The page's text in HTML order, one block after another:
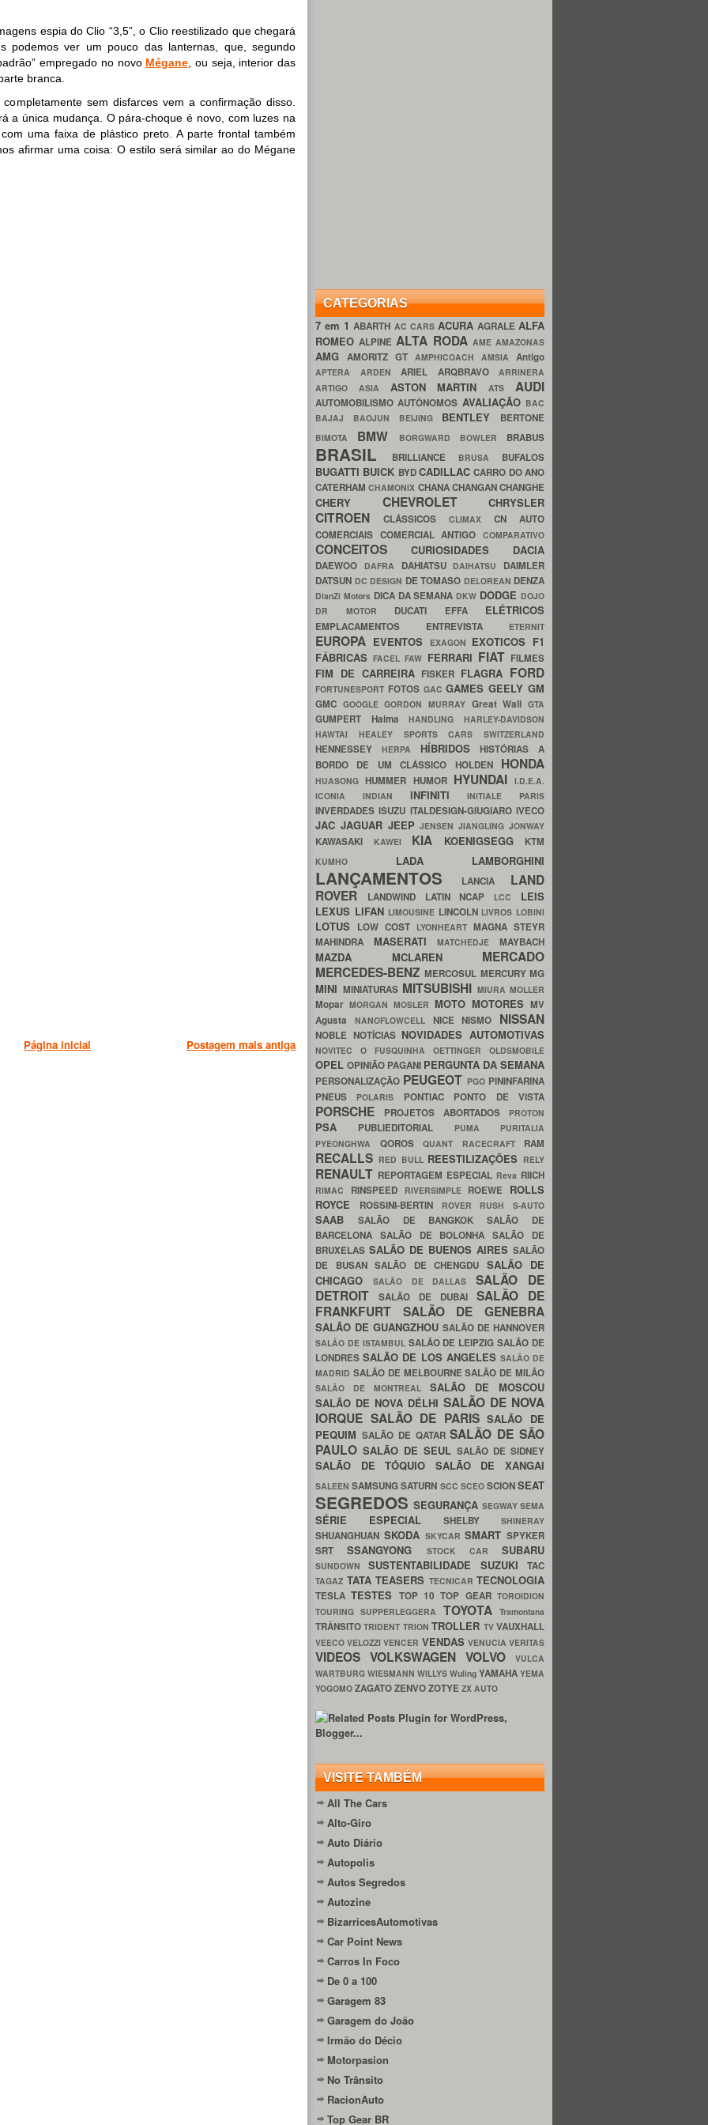
espia do Clio “3,5”, o Clio reestilizado que chegará
podemos ver um pouco das lanternas, que, segundo
empregado no novo Mégane , ou seja, interior das
branca.
sem disfarces vem a confirmação disso.
a única mudança. O pára-choque é novo, com luzes na
uma faixa de plástico preto. A parte frontal também
afirmar uma coisa: O estilo será similar ao do Mégane
Postagem mais antiga
Página inicial
CATEGORIAS
7 em 1ABARTH AC CARS ACURA AGRALE ALFA
ROMEOALPINEALTA RODA AME AMAZONAS
AMG AMORITZ GT AMPHICOACH AMSIA Antigo
APTERA ARDEN ARIEL ARQBRAVO ARRINERA
ARTIGO ASIA ASTON MARTINATS AUDI
AUTOMOBILISMOAUTÔNOMOS AVALIAÇÃO BAC
BAJAJ BAOJUN BEIJING BENTLEY BERTONE
BIMOTA BMW BORGWARD BOWLER BRABUS
BRASIL BRILLIANCE BRUSA BUFALOS
BUGATTI BUICK BYDCADILLACCARRO DO ANO
CATERHAMCHAMONIX CHANACHANGANCHANGHE
CHERY CHEVROLET CHRYSLER
CITROEN CLÁSSICOS CLIMAX CN AUTO
COMERCIAIS COMERCIAL ANTIGOCOMPARATIVO
CONCEITOS CURIOSIDADES DACIA
DAEWOO DAFRA DAHIATSU DAIHATSU DAIMLER
DATSUN DC DESIGN DE TOMASO DELOREAN DENZA
DianZi Motors DICA DA SEMANA DKW DODGE DOJO
DR MOTOR DUCATI EFFA ELÉTRICOS
EMPLACAMENTOS ENTREVISTA ETERNIT
EUROPA EVENTOS EXAGON EXOTICOS F1
FÁBRICASFACELFAW FERRARI FIAT FILMES
FIM DE CARREIRA FISKER FLAGRA FORD
FORTUNESPORT FOTOS GACGAMESGEELYGM
GMC GOOGLEGORDON MURRAY Great WallGTA
GUMPERT HaimaHANDLINGHARLEY-DAVIDSON
HAWTAI HEALEY SPORTS CARS SWITZERLAND
HENNESSEY HERPA HÍBRIDOSHISTÓRIAS A
BORDO DE UM CLÁSSICO HOLDEN HONDA
HUASONGHUMMER HUMOR HYUNDAI I.D.E.A.
ICONIA INDIAN INFINITIINITIALE PARIS
INVERDADESISUZU ITALDESIGN-GIUGIAROIVECO
JAC JAGUAR JEEPJENSENJIANGLINGJONWAY
KAWASAKI KAWEI KIA KOENIGSEGG KTM
KUMHO LADA LAMBORGHINI
LANÇAMENTOS LANCIA LAND
ROVER
LANDWIND LATIN NCAP LCC LEIS
LEXUS LIFAN LIMOUSINE LINCOLN LIVROS LOBINI
LOTUS LOW COST LYONHEART MAGNA STEYR
MAHINDRA MASERATIMATCHEDJEMAYBACH
MAZDA MCLAREN MERCADO
MERCEDES-BENZMERCOSUL MERCURYMG
MINI MINIATURAS MITSUBISHI MIURA MOLLER
Mopar MORGAN MOSLER MOTO MOTORES MV
Agusta NANOFLOWCELL NICENISMO NISSAN
NOBLE NOTÍCIAS NOVIDADES AUTOMOTIVAS
NOVITEC O FUSQUINHA OETTINGER OLDSMOBILE
OPEL OPINIÃO PAGANI PERGUNTA DA SEMANA
PERSONALIZAÇÃO PEUGEOT PGO PININFARINA
PNEUS
POLARIS PONTIAC PONTO DE VISTA
PORSCHE PROJETOS ABORTADOS PROTON
PSA PUBLIEDITORIAL PUMA PURITALIA
PYEONGHWA QOROS QUANT RACECRAFT RAM
RECALLS RED BULL REESTILIZAÇÕES RELY
RENAULT REPORTAGEM ESPECIAL Reva RIICH
RIMAC RINSPEED RIVERSIMPLE ROEWE ROLLS
ROYCE
ROSSINI-BERTIN ROVER RUSH S-AUTO
SAAB SALÃO DE BANGKOKSALÃO DE
BARCELONA SALÃO DE BOLONHASALÃO DE
BRUXELAS SALÃO DE BUENOS AIRES SALÃO
DE BUSAN SALÃO DE CHENGDU SALÃO DE
CHICAGO
SALÃO DE DALLASSALÃO DE
DETROIT
SALÃO DE DUBAI SALÃO DE
FRANKFURT SALÃO DE GENEBRA
SALÃO DE GUANGZHOU SALÃO DE HANNOVER
SALÃO DE ISTAMBUL SALÃO DE LEIPZIGSALÃO DE
LONDRESSALÃO DE LOS ANGELES SALÃO DE
MADRID SALÃO DE MELBOURNESALÃO DE MILÃO
SALÃO DE MONTREAL SALÃO DE MOSCOU
SALÃO DE NOVA DÉLHI SALÃO DE NOVA
IORQUE SALÃO DE PARISSALÃO DE
PEQUIM SALÃO DE QATARSALÃO DE SÃO
PAULO SALÃO DE SEUL SALÃO DE SIDNEY
SALÃO DE TÓQUIO SALÃO DE XANGAI
SALEENSAMSUNGSATURN SCC SCEO SCIONSEAT
SEGREDOSSEGURANÇA SEGWAYSEMA
SÉRIE ESPECIAL SHELBY SHINERAY
SHUANGHUAN SKODA SKYCARSMART SPYKER
SRTSSANGYONG STOCK CAR SUBARU
SUNDOWNSUSTENTABILIDADE SUZUKITAC
TAGAZ TATA TEASERS TECNICAR TECNOLOGIA
TESLATESTES TOP 10TOP GEARTOROIDION
TOURING SUPPERLEGGERA TOYOTATramontana
TRÂNSITOTRIDENT TRIONTROLLER TVVAUXHALL
VEECOVELOZZIVENCER VENDAS VENUCIAVERITAS
VIDEOS VOLKSWAGEN VOLVO
VULCA
WARTBURG WIESMANN WILLYS Wuling YAMAHA YEMA
YOGOMO ZAGATOZENVOZOTYE ZX AUTO
VISITE TAMBÉM
All The Cars
Alto-Giro
Auto Diário
Autopolis
Autos Segredos
Autozine
BizarricesAutomotivas
Car Point News
Carros In Foco
De 0 a 100
Garagem 83
Garagem do João
Irmão do Décio
Motorpasion
No Trânsito
RacionAuto
Top Gear BR